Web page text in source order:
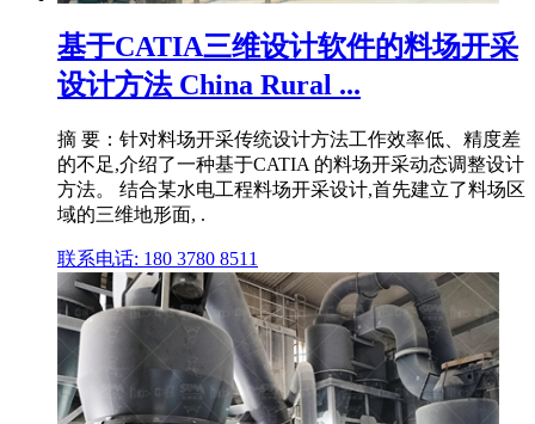
基于CATIA三维设计软件的料场开采
设计方法 China Rural ...
摘 要：针对料场开采传统设计方法工作效率低、精度差
的不足,介绍了一种基于CATIA 的料场开采动态调整设计
方法。 结合某水电工程料场开采设计,首先建立了料场区
域的三维地形面, .
联系电话: 180 3780 8511